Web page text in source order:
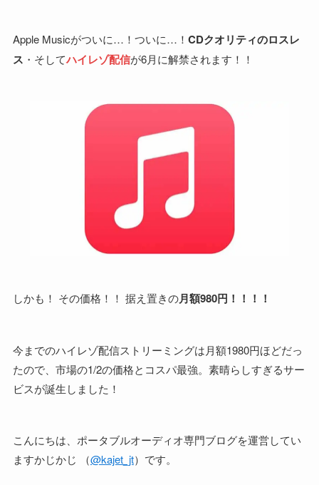
Apple Musicがついに…！ついに…！ CDクオリティのロスレ
ス ・そしてハイレゾ配信が6月に解禁されます！！
しかも！ その価格！！ 据え置きの月額980円！！！！
今までのハイレゾ配信ストリーミングは月額1980円ほどだっ
たので、市場の1/2の価格とコスパ最強。素晴らしすぎるサー
ビスが誕生しました！
こんにちは、ポータブルオーディオ専門ブログを運営してい
ますかじかじ （@kajet_jt）です。